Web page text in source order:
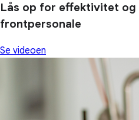
Lås op for effektivitet
frontpersonale
Se videoen